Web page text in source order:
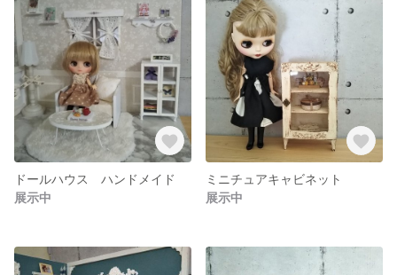
ドールハウス ハンドメイド
展示中
ミニチュアキャビネット
展示中